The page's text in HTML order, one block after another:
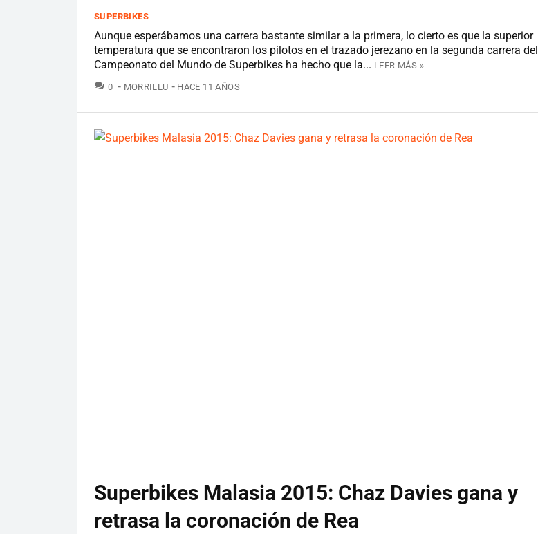
SUPERBIKES
Aunque esperábamos una carrera bastante similar a la primera, lo cierto es que la superior
temperatura que se encontraron los pilotos en el trazado jerezano en la segunda carrera del
Campeonato del Mundo de Superbikes ha hecho que la... LEER MÁS »
0 COMENTARIOS
MORRILLU HACE 11 AÑOS
Superbikes Malasia 2015: Chaz Davies gana y
retrasa la coronación de Rea